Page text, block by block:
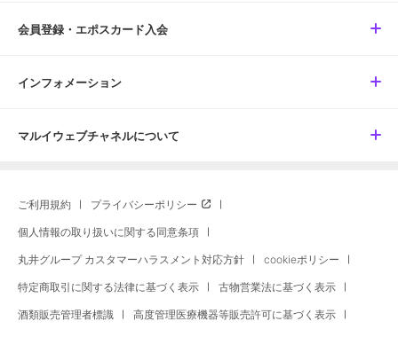
会員登録・エポスカード入会
インフォメーション
マルイウェブチャネルについて
ご利用規約 プライバシーポリシー
個人情報の取り扱いに関する同意条項
丸井グループ カスタマーハラスメント対応方針 cookieポリシー
特定商取引に関する法律に基づく表示 古物営業法に基づく表示
酒類販売管理者標識 高度管理医療機器等販売許可に基づく表示